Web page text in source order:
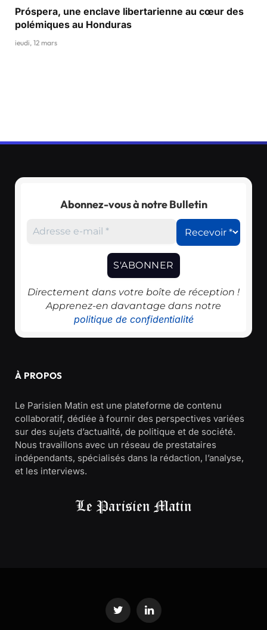
Próspera, une enclave libertarienne au cœur des
polémiques au Honduras
jeudi, 12 mars
Abonnez-vous à notre Bulletin
Directement dans votre boîte de réception !
Apprenez-en davantage dans notre
politique de confidentialité
À PROPOS
Le Parisien Matin est une plateforme de contenu
collaboratif, dédiée à fournir des perspectives variées
sur des sujets d’actualité, de politique et de société.
Nous travaillons avec un réseau de prestataires
indépendants, spécialisés dans la rédaction, l’analyse,
et les interviews.
Twitter LinkedIn